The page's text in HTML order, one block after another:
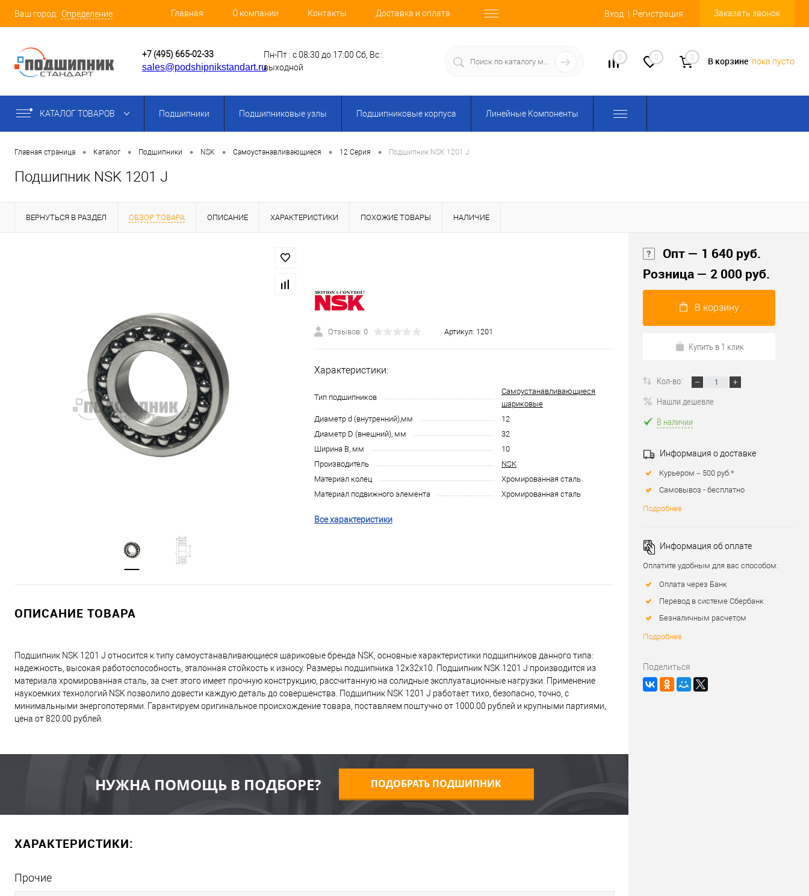
Ваш город: Определение Главная О компании Контакты Доставка и оплата Вход Регистрация Заказать звонок
+7 (495) 665-02-33
sales@podshipnikstandart.ru
Пн-Пт : с 08:30 до 17:00 Сб, Вс :
выходной
0 0 0 В корзине пока пусто
КАТАЛОГ ТОВАРОВ Подшипники Подшипниковые узлы Подшипниковые корпуса Линейные Компоненты
Главная страница • Каталог • Подшипники • NSK • Самоустанавливающиеся • 12 Серия • Подшипник NSK 1201 J
Подшипник NSK 1201 J
ВЕРНУТЬСЯ В РАЗДЕЛ ОБЗОР ТОВАРА ОПИСАНИЕ ХАРАКТЕРИСТИКИ ПОХОЖИЕ ТОВАРЫ НАЛИЧИЕ
Отзывов: 0 Артикул: 1201
Характеристики:
Тип подшипников
Самоустанавливающиеся
шариковые
Диаметр d (внутренний),мм
12
Диаметр D (внешний), мм
32
Ширина B, мм
10
Производитель
NSK
Материал колец
Хромированная сталь
Материал подвижного элемента
Хромированная сталь
Все характеристики
ОПИСАНИЕ ТОВАРА
Подшипник NSK 1201 J относится к типу самоустанавливающиеся шариковые бренда NSK, основные характеристики подшипников данного типа:
надежность, высокая работоспособность, эталонная стойкость к износу. Размеры подшипника 12x32x10. Подшипник NSK 1201 J производится из
материала хромированная сталь, за счет этого имеет прочную конструкцию, рассчитанную на солидные эксплуатационные нагрузки. Применение
наукоемких технологий NSK позволило довести каждую деталь до совершенства. Подшипник NSK 1201 J работает тихо, безопасно, точно, с
минимальными энергопотерями. Гарантируем оригинальное происхождение товара, поставляем поштучно от 1000.00 рублей и крупными партиями,
цена от 820.00 рублей.
НУЖНА ПОМОЩЬ В ПОДБОРЕ? ПОДОБРАТЬ ПОДШИПНИК
ХАРАКТЕРИСТИКИ:
Прочие
Опт — 1 640 руб.
Розница — 2 000 руб.
В корзину
Купить в 1 клик
Кол-во:
Нашли дешевле
В наличии
Информация о доставке
Курьером – 500 руб.*
Самовывоз - бесплатно
Подробнее
Информация об оплате
Оплатите удобным для вас способом:
Оплата через Банк
Перевод в системе Сбербанк
Безналичным расчетом
Подробнее
Поделиться